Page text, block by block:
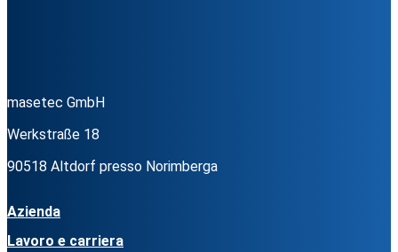
masetec GmbH
Werkstraße 18
90518 Altdorf presso Norimberga
Azienda
Lavoro e carriera